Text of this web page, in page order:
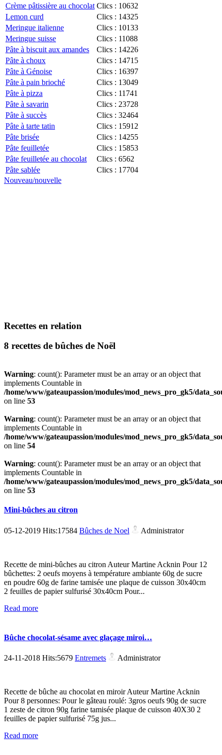
Crème pâtissière au chocolat Clics : 10632
Lemon curd
Clics : 14325
Meringue italienne
Clics : 10133
Meringue suisse
Clics : 11088
Pâte à biscuit aux amandes
Clics : 14226
Pâte à choux
Clics : 14715
Pâte à Génoise
Clics : 16397
Pâte à pain brioché
Clics : 13049
Pâte à pizza
Clics : 11741
Pâte à savarin
Clics : 23728
Pâte à succès
Clics : 32464
Pâte à tarte tatin
Clics : 15912
Pâte brisée
Clics : 14255
Pâte feuilletée
Clics : 15853
Pâte feuilletée au chocolat
Clics : 6562
Pâte sablée
Clics : 17704
Nouveau/nouvelle
Recettes en relation
8 recettes de bûches de Noël
Warning: count(): Parameter must be an array or an object that
implements Countable in
/home/www/gateaupassion/modules/mod_news_pro_gk5/
on line 53
Warning: count(): Parameter must be an array or an object that
implements Countable in
/home/www/gateaupassion/modules/mod_news_pro_gk5/
on line 54
Warning: count(): Parameter must be an array or an object that
implements Countable in
/home/www/gateaupassion/modules/mod_news_pro_gk5/
on line 53
Mini-bûches au citron
05-12-2019 Hits:17584 Bûches de Noel Administrator
Recette de mini-bûches au citron Auteur Martine Acknin Pour 12
bûchettes: 2 oeufs moyens à température ambiante 60g de sucre
en poudre 60g de farine tamisée une plaque de cuisson 30x40cm
2 feuilles de papier sulfurisé 30x40cm Pour...
Read more
Bûche chocolat-sésame avec glaçage miroi…
24-11-2018 Hits:5679 Entremets Administrator
Recette de bûche au chocolat en miroir Auteur Martine Acknin
Pour 8 personnes: Pour le gâteau roulé: 3gros oeufs 90g de sucre
1 zeste de citron 90g farine tamisée plaque de cuisson 40X30 2
feuilles de papier sulfurisé 75g jus...
Read more